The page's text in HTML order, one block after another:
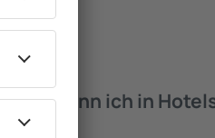
kann ich in